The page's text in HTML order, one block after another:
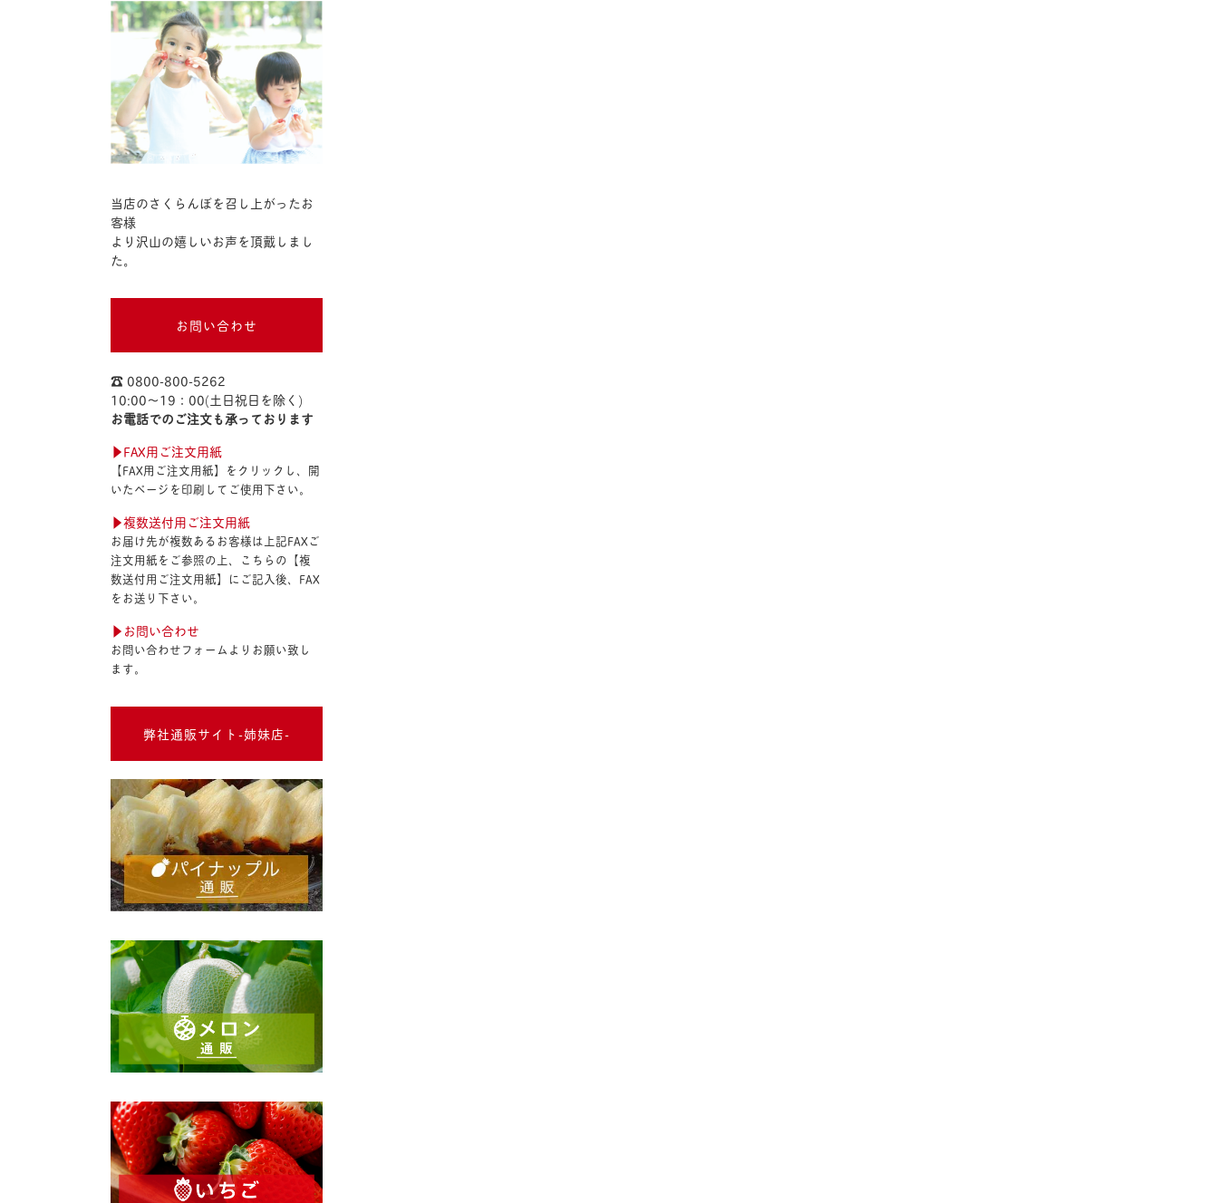
当店のさくらんぼを召し上がったお
客様
より沢山の嬉しいお声を頂戴しまし
た。
お問い合わせ
☎︎ 0800-800-5262
10:00〜19：00(土日祝日を除く)
お電話でのご注文も承っております
▶︎FAX用ご注文用紙
【FAX用ご注文用紙】をクリックし、開
いたページを印刷してご使用下さい。
▶︎複数送付用ご注文用紙
お届け先が複数あるお客様は上記FAXご
注文用紙をご参照の上、こちらの【複
数送付用ご注文用紙】にご記入後、FAX
をお送り下さい。
▶︎お問い合わせ
お問い合わせフォームよりお願い致し
ます。
弊社通販サイト-姉妹店-